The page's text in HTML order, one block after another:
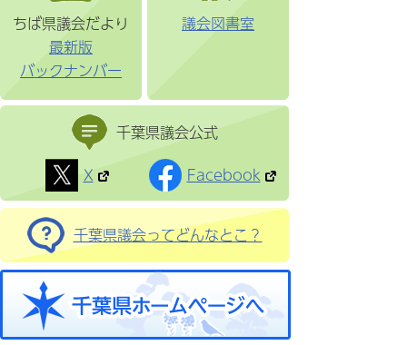
ちば県議会だより
最新版
バックナンバー
議会図書室
千葉県議会公式
X
Facebook
千葉県議会ってどんなとこ？